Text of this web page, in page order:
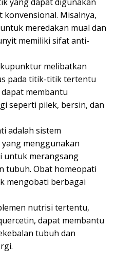
Misalnya,
meredakan mual dan
memiliki sifat anti-
melibatkan
pada titik-titik tertentu
membantu
seperti pilek, bersin, dan
adalah sistem
menggunakan
untuk merangsang
tubuh. Obat homeopati
mengobati berbagai
nutrisi tertentu,
dapat membantu
tubuh dan